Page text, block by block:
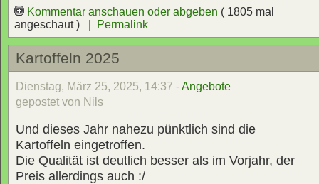
Kommentar anschauen oder abgeben ( 1805 mal
angeschaut ) |
Permalink
Kartoffeln 2025
Dienstag, März 25, 2025, 14:37 -Angebote
gepostet von Nils
Und dieses Jahr nahezu pünktlich sind die
Kartoffeln eingetroffen.
Die Qualität ist deutlich besser als im Vorjahr, der
Preis allerdings auch :/